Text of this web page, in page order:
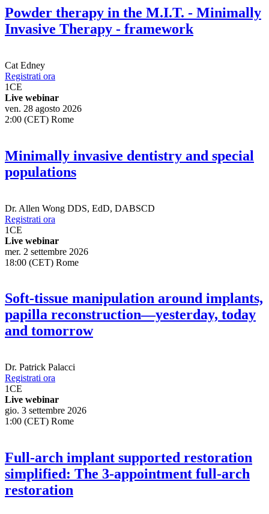
Powder therapy in the M.I.T. - Minimally
Invasive Therapy - framework
Cat Edney
Registrati ora
1CE
Live webinar
ven. 28 agosto 2026
2:00 (CET) Rome
Minimally invasive dentistry and special
populations
Dr. Allen Wong DDS, EdD, DABSCD
Registrati ora
1CE
Live webinar
mer. 2 settembre 2026
18:00 (CET) Rome
Soft-tissue manipulation around implants,
papilla reconstruction—yesterday, today
and tomorrow
Dr. Patrick Palacci
Registrati ora
1CE
Live webinar
gio. 3 settembre 2026
1:00 (CET) Rome
Full-arch implant supported restoration
simplified: The 3-appointment full-arch
restoration